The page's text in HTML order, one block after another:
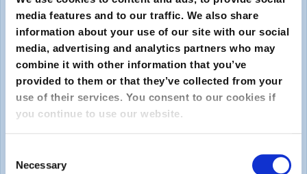
media features and to our traffic. We also share
information about your use of our site with our social
media, advertising and analytics partners who may
combine it with other information that you’ve
provided to them or that they’ve collected from your
use of their services. You consent to our cookies if
you continue to use our website.
Selection
Necessary
Enviar
Sobre